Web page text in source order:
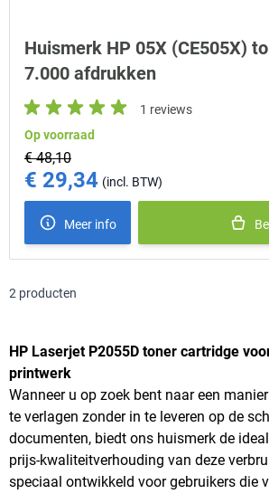
Huismerk HP 05X (CE505X)
7.000 afdrukken
1 reviews
Op voorraad
€ 48,10
Special Price
€ 29,34
Meer info
2 producten
HP Laserjet P2055D toner cartridge
printwerk
Wanneer u op zoek bent naar een
te verlagen zonder in te leveren op de
documenten, biedt ons huismerk de
prijs-kwaliteitverhouding van deze
speciaal ontwikkeld voor gebruikers die